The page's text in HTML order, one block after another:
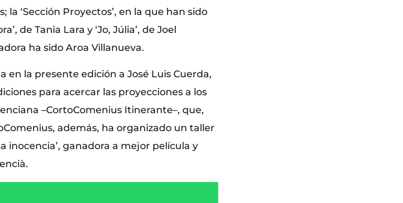
la ‘Sección Proyectos’, en la que han sido
de Tania Lara y ‘Jo, Júlia’, de Joel
ha sido Aroa Villanueva.
la presente edición a José Luis Cuerda,
para acercar las proyecciones a los
–CortoComenius Itinerante–, que,
además, ha organizado un taller
inocencia’, ganadora a mejor película y